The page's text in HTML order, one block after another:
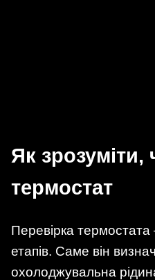
Як
термостат
Перевірка
етапів. Саме він
охолоджувальна